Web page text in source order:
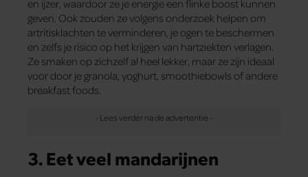
en ijzer, waardoor ze je energie een flinke boost kunnen
geven. Ook zouden ze volgens onderzoek helpen om
artritisklachten te verminderen, je ogen te beschermen
en zelfs je risico op het krijgen van hartziekten verlagen.
Ze smaken op zichzelf al heel lekker, maar ze zijn ideaal
voor door je granola, yoghurt, smoothiebowls of andere
breakfast foods.
3. Eet veel mandarijnen